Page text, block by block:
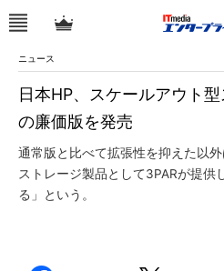
ニュース
日本HP、スケールアウト型
の廉価版を発売
通常版と比べて拡張性を抑えた以
ストレージ製品として3PARが提供
る」という。